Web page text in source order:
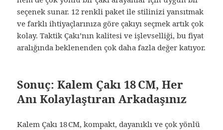
seçenek sunar. 12 renkli paket ile stilinizi yansıtmak
ve farklı ihtiyaçlarınıza göre çakıyı seçmek artık çok
kolay. Taktik Çakı’nın kalitesi ve işlevselliği, bu fiyat
aralığında beklenenden çok daha fazla değer katıyor.
Sonuç: Kalem Çakı 18 CM, Her
Anı Kolaylaştıran Arkadaşınız
Kalem Çakı 18 CM, kompakt, dayanıklı ve çok yönlü